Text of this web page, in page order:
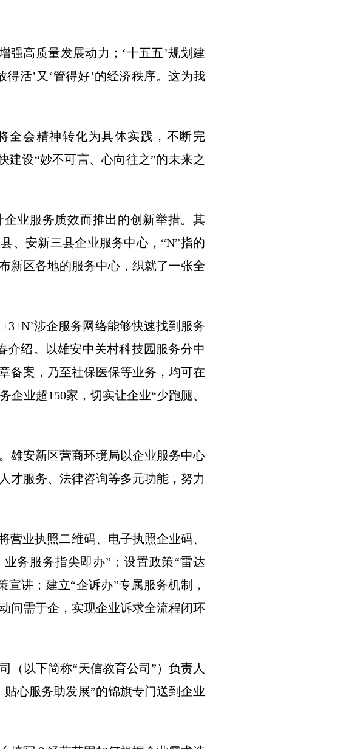
高质量发展动力；‘十五五’规划建
活’又‘管得好’的经济秩序。这为我
会精神转化为具体实践，不断完
建设“妙不可言、心向往之”的未来之
业服务质效而推出的创新举措。其
、安新三县企业服务中心，“N”指的
新区各地的服务中心，织就了一张全
涉企服务网络能够快速找到服务
介绍。以雄安中关村科技园服务分中
备案，乃至社保医保等业务，均可在
业超150家，切实让企业“少跑腿、
安新区营商环境局以企业服务中心
才服务、法律咨询等多元功能，努力
业执照二维码、电子执照企业码、
务服务指尖即办”；设置政策“雷达
讲；建立“企诉办”专属服务机制，
问需于企，实现企业诉求全流程闭环
以下简称“天信教育公司”）负责人
心服务助发展”的锦旗专门送到企业